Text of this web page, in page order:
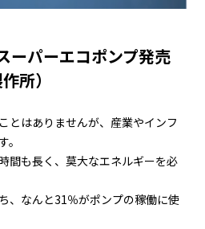
ーパーエコポンプ発売
所）
とはありませんが、産業やインフ
間も長く、莫大なエネルギーを必
、なんと31％がポンプの稼働に使